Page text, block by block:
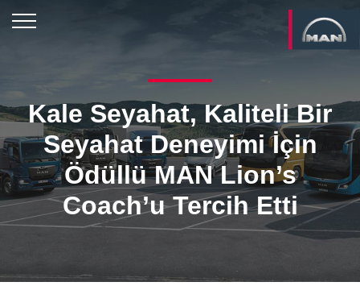
Kale Seyahat, Kaliteli Bir
Seyahat Deneyimi İçin
Ödüllü MAN Lion’s
Coach’u Tercih Etti